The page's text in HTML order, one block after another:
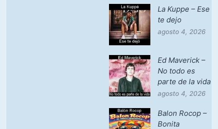
La Kuppe – Ese
te dejo
agosto 4, 2026
Ed Maverick –
No todo es
parte de la vida
agosto 4, 2026
Balon Rocop –
Bonita